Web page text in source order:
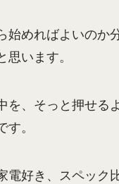
始めればよいのか
思います。
を、そっと押せる
す。
電好き、スペック